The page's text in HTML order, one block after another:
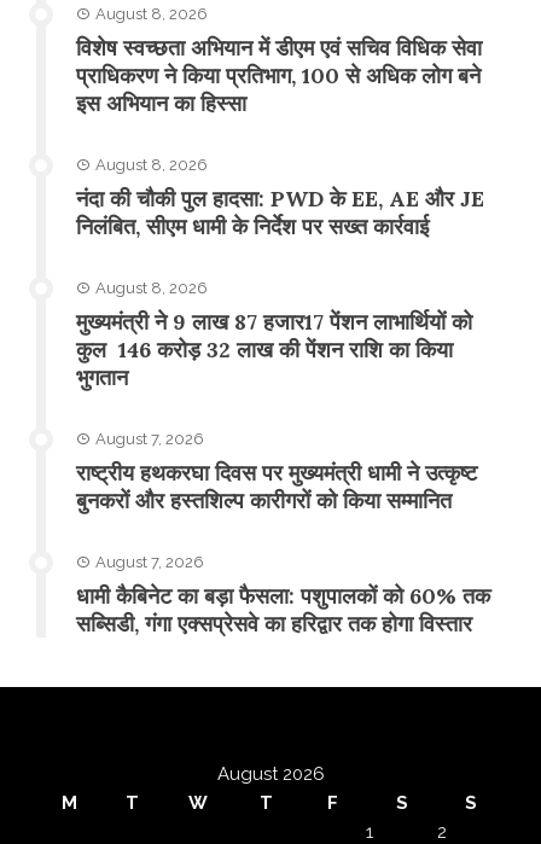
August 8, 2026
विशेष स्वच्छता अभियान में डीएम एवं सचिव विधिक सेवा
प्राधिकरण ने किया प्रतिभाग, 100 से अधिक लोग बने
इस अभियान का हिस्सा
August 8, 2026
नंदा की चौकी पुल हादसा: PWD के EE, AE और JE
निलंबित, सीएम धामी के निर्देश पर सख्त कार्रवाई
August 8, 2026
मुख्यमंत्री ने 9 लाख 87 हजार17 पेंशन लाभार्थियों को
कुल 146 करोड़ 32 लाख की पेंशन राशि का किया
भुगतान
August 7, 2026
राष्ट्रीय हथकरघा दिवस पर मुख्यमंत्री धामी ने उत्कृष्ट
बुनकरों और हस्तशिल्प कारीगरों को किया सम्मानित
August 7, 2026
​धामी कैबिनेट का बड़ा फैसला: पशुपालकों को 60% तक
सब्सिडी, गंगा एक्सप्रेसवे का हरिद्वार तक होगा विस्तार
August 2026
M
T W T F S
S
1
2